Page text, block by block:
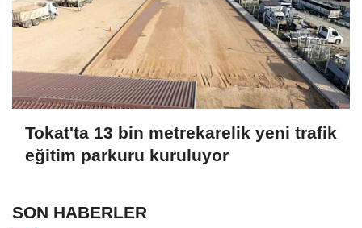
Tokat'ta 13 bin metrekarelik yeni trafik
eğitim parkuru kuruluyor
SON HABERLER